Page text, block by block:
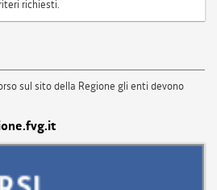
richiesti.
sul sito della Regione gli enti devono